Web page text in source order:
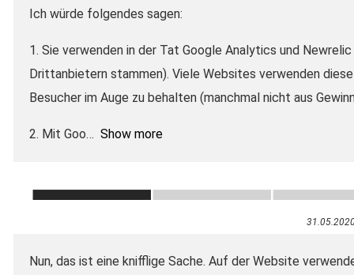
Ich würde folgendes sagen:
1. Sie verwenden in der Tat Google Analytics und
Drittanbietern stammen). Viele Websites verwenden
Besucher im Auge zu behalten (manchmal nicht aus
2. Mit Goo Show more
Nun, das ist eine knifflige Sache. Auf der Website